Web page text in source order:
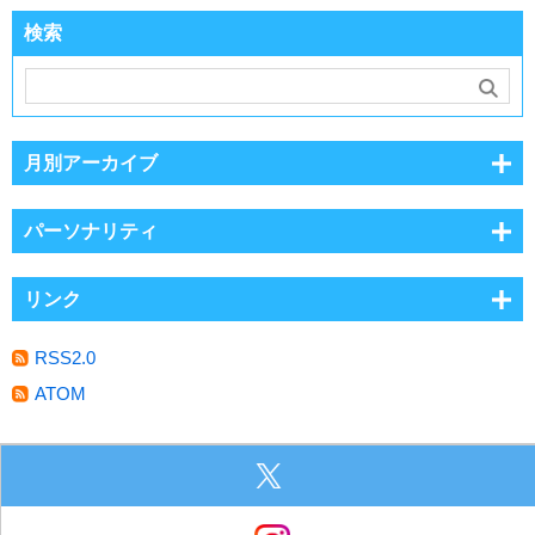
検索
月別アーカイブ
パーソナリティ
リンク
RSS2.0
ATOM